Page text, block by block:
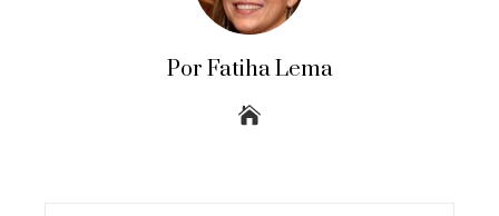
Por Fatiha Lema